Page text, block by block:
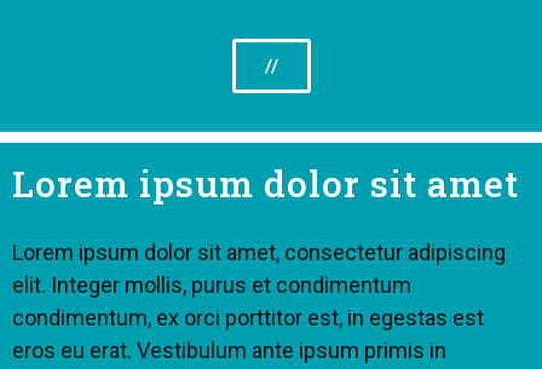
//
Lorem ipsum dolor sit amet
Lorem ipsum dolor sit amet, consectetur adipiscing
elit. Integer mollis, purus et condimentum
condimentum, ex orci porttitor est, in egestas est
eros eu erat. Vestibulum ante ipsum primis in